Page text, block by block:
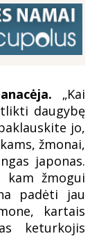
„Kai
daugybę
jo,
žmonai,
japonas.
žmogui
padėti jau
kartais
keturkojis